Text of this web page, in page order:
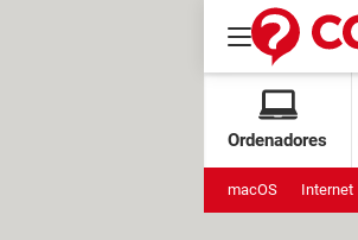
Ordenadores
macOS Internet